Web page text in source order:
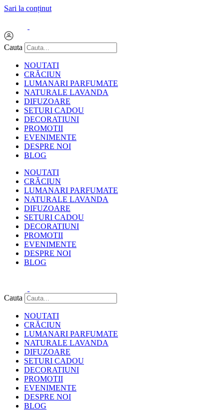
Sari la conținut
Cauta
NOUTATI
CRĂCIUN
LUMANARI PARFUMATE
NATURALE LAVANDA
DIFUZOARE
SETURI CADOU
DECORATIUNI
PROMOTII
EVENIMENTE
DESPRE NOI
BLOG
NOUTATI
CRĂCIUN
LUMANARI PARFUMATE
NATURALE LAVANDA
DIFUZOARE
SETURI CADOU
DECORATIUNI
PROMOTII
EVENIMENTE
DESPRE NOI
BLOG
Cauta
NOUTATI
CRĂCIUN
LUMANARI PARFUMATE
NATURALE LAVANDA
DIFUZOARE
SETURI CADOU
DECORATIUNI
PROMOTII
EVENIMENTE
DESPRE NOI
BLOG